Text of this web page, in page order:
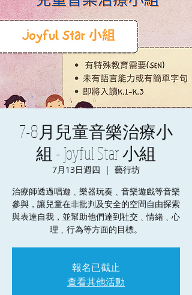
7-8月兒童音樂治療小
組 - Joyful Star 小組
7月13日週四
  |
藝行坊
治療師透過唱遊﹑樂器玩奏﹑音樂遊戲等音樂
參與，讓兒童在非批判及安全的空間自由探索
與表達自我，並幫助他們達到社交﹑情緒﹑心
理﹑行為等方面的目標。
報名已截止
查看其他活動